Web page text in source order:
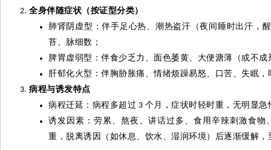
全身伴随症状（按证型分类）
肺肾阴虚型：伴手足心热、潮热盗汗（夜间睡时出汗，
苔、脉细数；
脾胃虚弱型：伴食少乏力、面色萎黄、大便溏薄（或不
肝郁化火型：伴胸胁胀痛、情绪烦躁易怒、口苦、失眠
病程与诱发特点
病程迁延：病程多超过 3 个月，症状时轻时重，无明显
诱发因素：劳累、熬夜、讲话过多、食用辛辣刺激食
重，脱离诱因（如休息、饮水、湿润环境）后逐渐缓解，